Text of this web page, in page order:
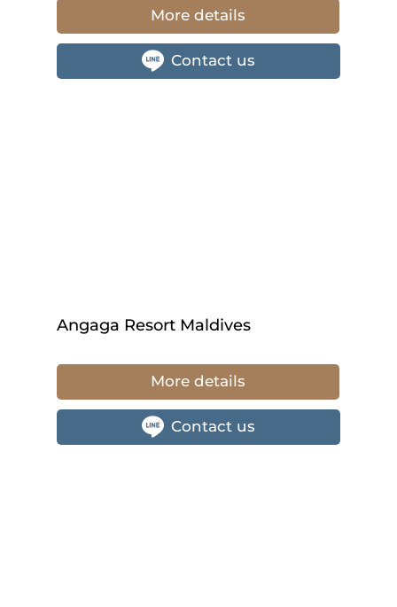
More details
Contact us
Angaga Resort Maldives
More details
Contact us